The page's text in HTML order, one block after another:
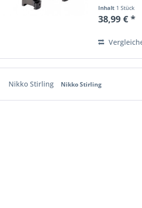
Weber-/
gefertigt
zuverlässig...
Inhalt 1 Stück
38,99 € *
Nikko Stirling Nikko Stirling